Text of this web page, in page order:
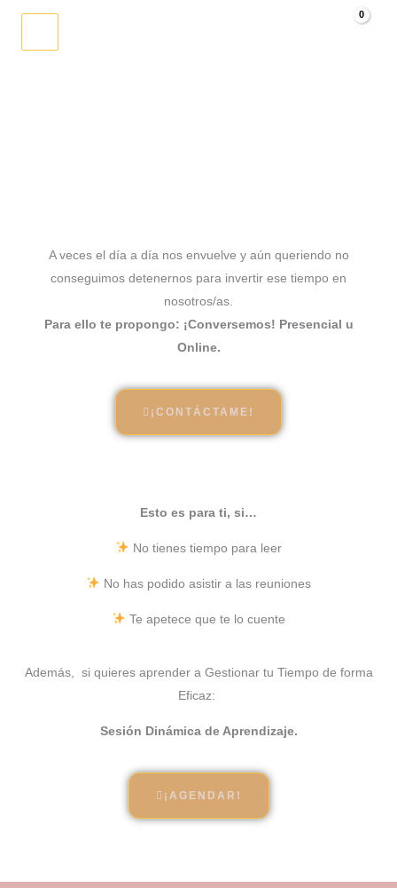
A veces el día a día nos envuelve y aún queriendo no
conseguimos detenernos para invertir ese tiempo en
nosotros/as.
Para ello te propongo: ¡Conversemos! Presencial u
Online.
¡CONTÁCTAME!
Esto es para ti, si…
No tienes tiempo para leer
No has podido asistir a las reuniones
Te apetece que te lo cuente
Además, si quieres aprender a Gestionar tu Tiempo de forma
Eficaz:
Sesión Dinámica de Aprendizaje.
¡AGENDAR!